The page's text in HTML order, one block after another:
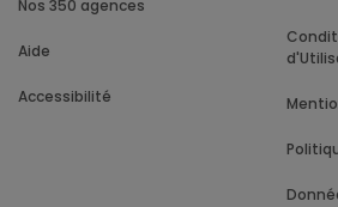
Nos 350 agences
Aide
Accessibilité
Conditions Générales